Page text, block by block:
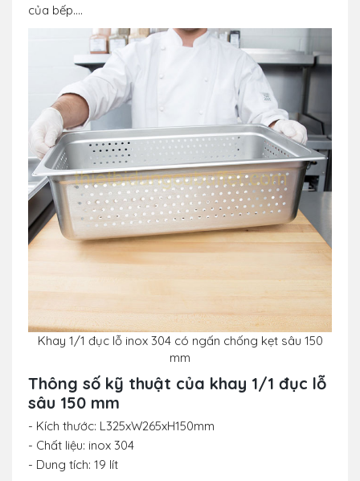
của bếp....
Khay 1/1 đục lỗ inox 304 có ngấn chống kẹt sâu 150
mm
Thông số kỹ thuật của khay 1/1 đục lỗ
sâu 150 mm
- Kích thước: L325xW265xH150mm
- Chất liệu: inox 304
- Dung tích: 19 lít